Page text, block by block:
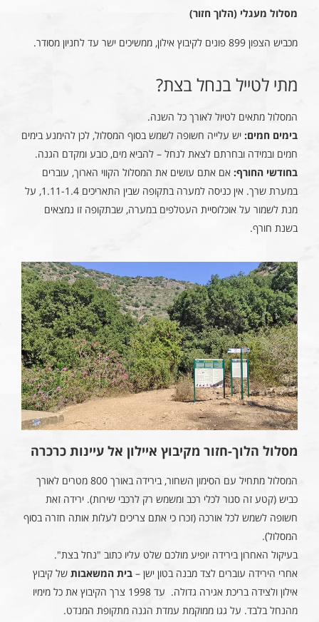
מסלול מעגלי (הלוך חזור)
מכביש הצפון 899 פונים לקיבוץ אילון, ממשיכים ישר עד לחניון מסודר.
מתי לטייל בנחל בצת?
המסלול מתאים לטיול לאורך כל השנה.
בימים חמים: יש עלייה חשופה לשמש בסוף המסלול, לכן להימנע בימים
חמים ובמידה ובחרתם לצאת לנחל – להביא מים, כובע ומקדם הגנה.
בחודשי החורף: אם אתם עושים את המסלול הקווי הארוך, עוברים
במערת שרך. אין כניסה למערה בתקופה שבין התאריכים 1.11-1.4, על
מנת לשמור על אוכלוסיית העטלפים במערה, שבתקופה זו נמצאים
בשנת חורף.
מסלול הלוך-חזור מקיבוץ איילון אל עיינות כרכרה
המסלול מתחיל עם הסימון השחור, בירידה באורך 800 מטרים לאורך
כביש (קטע זה סגור לכלי רכב ומשמש רק לרכבי שירות). ירידה זאת
חשופה לשמש לכל אורכה (זכרו כי אתם צריכים לעלות אותה חזרה בסוף
המסלול).
בעיקול האחרון בירידה יופיע מולכם שלט עליו כתוב "נחל בצת".
אחרי הירידה עוברים לצד מבנה בטון ישן – בית המשאבות של קיבוץ
אילון ולצידה בריכת אגירה גדולה. עד 1998 צרך הקיבוץ את כל מימיו
מהנחל בלבד. על גגו ממוקמת עמדת הגנה מתקופת המנדט.